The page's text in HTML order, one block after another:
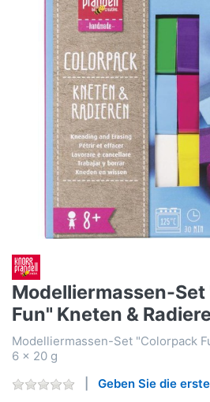
Modelliermassen-
Fun" Kneten &
Modelliermassen-Set "Colorpack
6 x 20 g
Geben Sie die